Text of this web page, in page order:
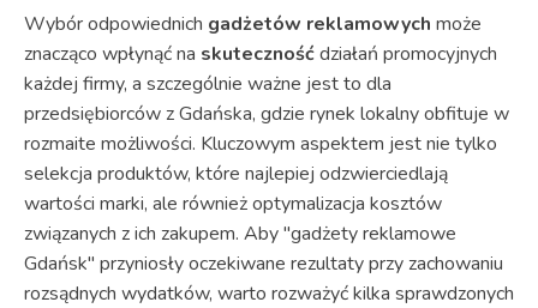
Wybór odpowiednich gadżetów reklamowych może
znacząco wpłynąć na skutecznośćdziałań promocyjnych
każdej firmy, a szczególnie ważne jest to dla
przedsiębiorców z Gdańska, gdzie rynek lokalny obfituje w
rozmaite możliwości. Kluczowym aspektem jest nie tylko
selekcja produktów, które najlepiej odzwierciedlają
wartości marki, ale również optymalizacja kosztów
związanych z ich zakupem. Aby "gadżety reklamowe
Gdańsk" przyniosły oczekiwane rezultaty przy zachowaniu
rozsądnych wydatków, warto rozważyć kilka sprawdzonych